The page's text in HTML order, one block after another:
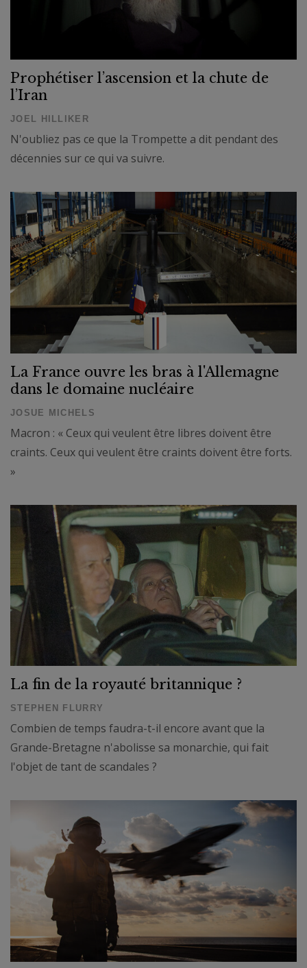
Prophétiser l’ascension et la chute de
l’Iran
JOEL HILLIKER
N'oubliez pas ce que la Trompette a dit pendant des
décennies sur ce qui va suivre.
La France ouvre les bras à l'Allemagne
dans le domaine nucléaire
JOSUE MICHELS
Macron : « Ceux qui veulent être libres doivent être
craints. Ceux qui veulent être craints doivent être forts.
»
La fin de la royauté britannique ?
STEPHEN FLURRY
Combien de temps faudra-t-il encore avant que la
Grande-Bretagne n'abolisse sa monarchie, qui fait
l'objet de tant de scandales ?